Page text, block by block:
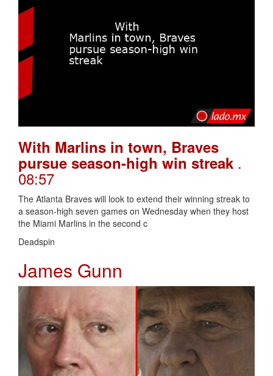
With Marlins in town, Braves
pursue season-high win streak .
08:57
The Atlanta Braves will look to extend their winning streak to
a season-high seven games on Wednesday when they host
the Miami Marlins in the second c
Deadspin
James Gunn